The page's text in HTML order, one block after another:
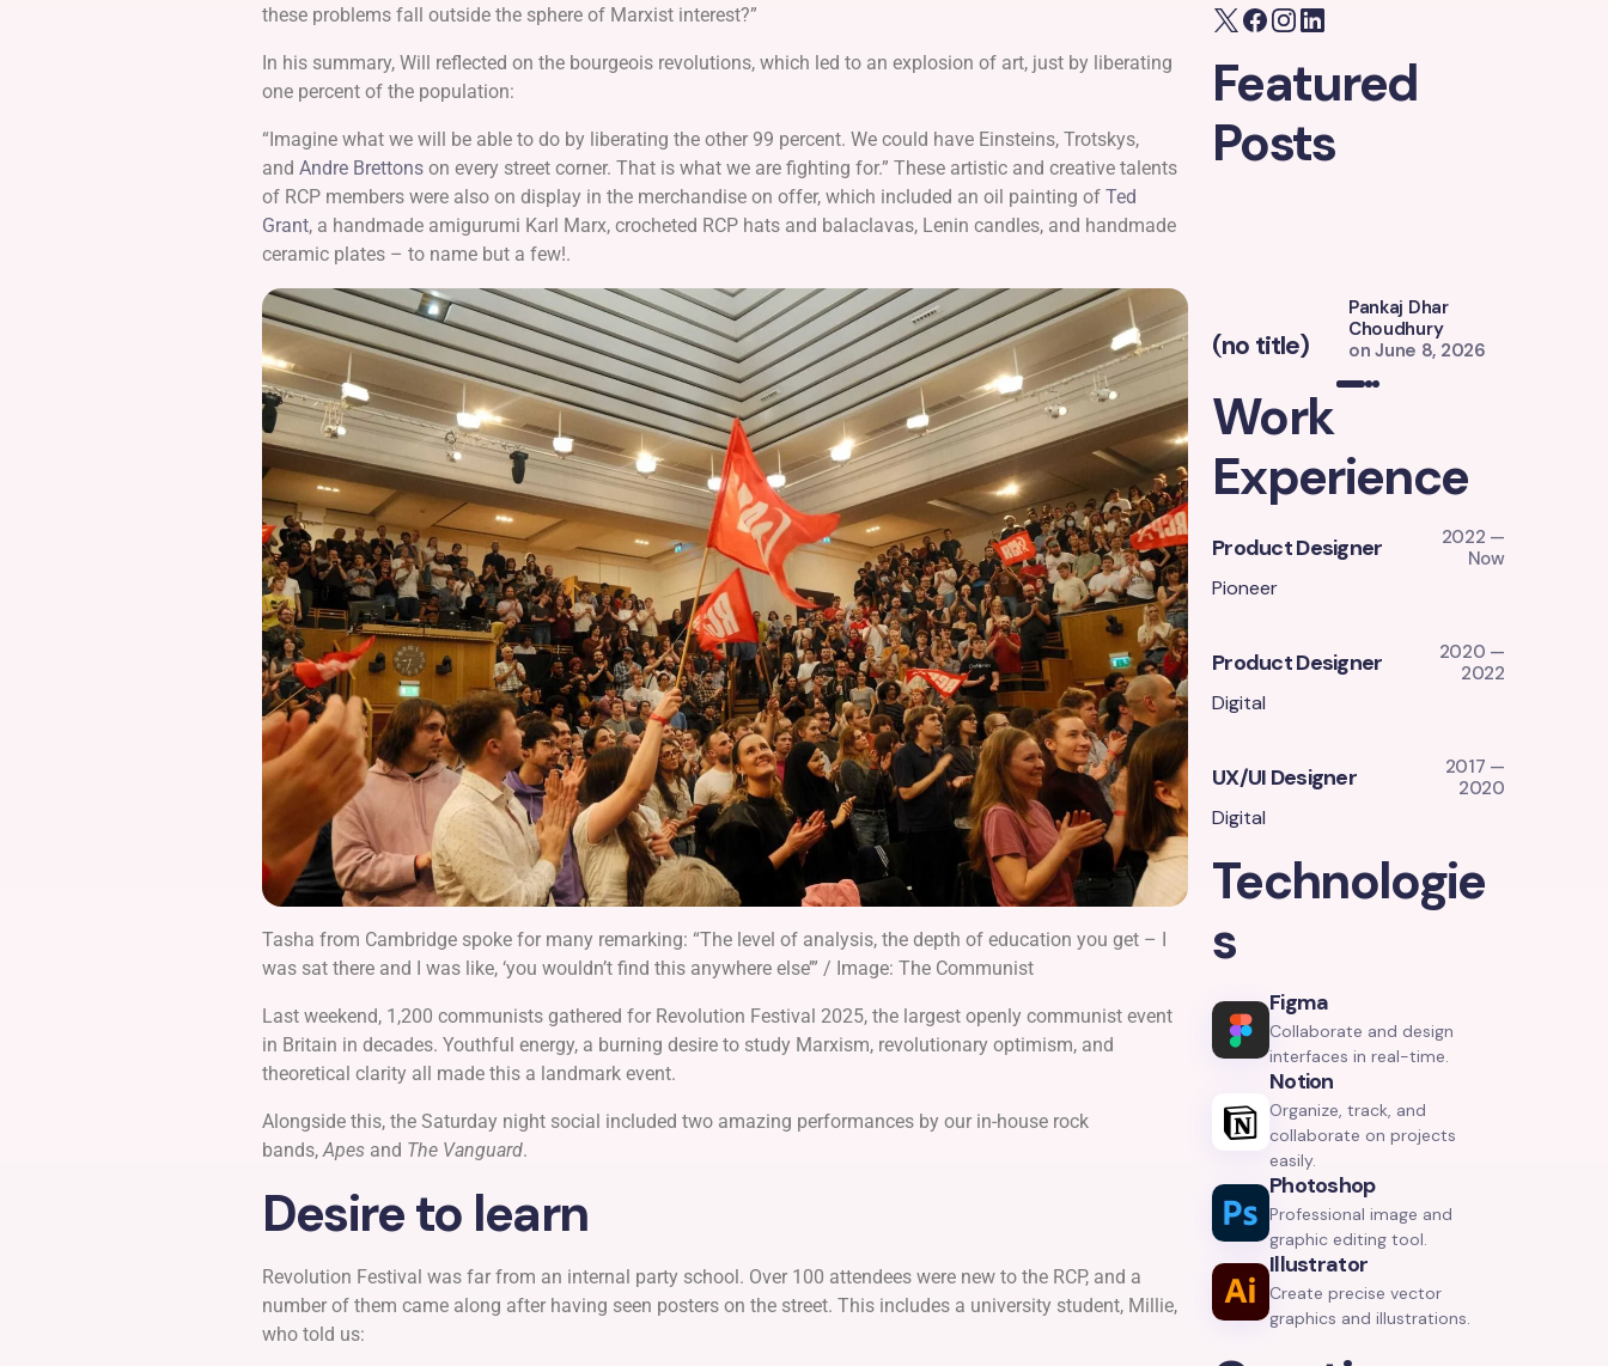
these problems fall outside the sphere of Marxist interest?”
In his summary, Will reflected on the bourgeois revolutions, which led to an explosion of art, just by liberating
one percent of the population:
“Imagine what we will be able to do by liberating the other 99 percent. We could have Einsteins, Trotskys,
and Andre Brettonson every street corner. That is what we are fighting for.” These artistic and creative talents
of RCP members were also on display in the merchandise on offer, which included an oil painting of Ted
Grant, a handmade amigurumi Karl Marx, crocheted RCP hats and balaclavas, Lenin candles, and handmade
ceramic plates – to name but a few!.
Tasha from Cambridge spoke for many remarking: “The level of analysis, the depth of education you get – I
was sat there and I was like, ‘you wouldn’t find this anywhere else’” / Image: The Communist
Last weekend, 1,200 communists gathered for Revolution Festival 2025, the largest openly communist event
in Britain in decades. Youthful energy, a burning desire to study Marxism, revolutionary optimism, and
theoretical clarity all made this a landmark event.
Alongside this, the Saturday night social included two amazing performances by our in-house rock
bands, Apesand The Vanguard.
Desire to learn
Revolution Festival was far from an internal party school. Over 100 attendees were new to the RCP, and a
number of them came along after having seen posters on the street. This includes a university student, Millie,
who told us:
Featured
Posts
(no title)
Pankaj Dhar
Choudhury
on June 8, 2026
Work
Experience
Product Designer
2022 —
Now
Pioneer
Product Designer
2020 —
2022
Digital
UX/UI Designer
2017 —
2020
Digital
Technologie
s
Figma
Collaborate and design
interfaces in real-time.
Notion
Organize, track, and
collaborate on projects
easily.
Photoshop
Professional image and
graphic editing tool.
Illustrator
Create precise vector
graphics and illustrations.